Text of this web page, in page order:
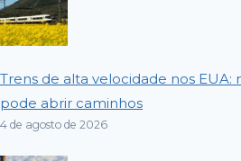
Trens de alta velocidade nos EUA:
pode abrir caminhos
4 de agosto de 2026